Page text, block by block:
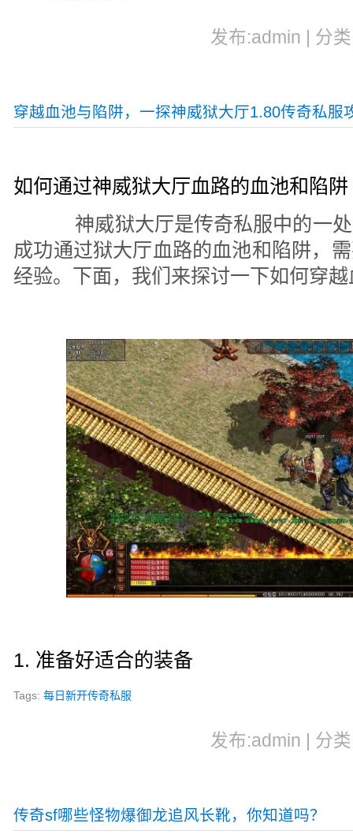
发布:admin | 分
穿越血池与陷阱，一探神威狱大厅1.80传奇私服
如何通过神威狱大厅血路的血池和陷阱
神威狱大厅是传奇私服中的一处
成功通过狱大厅血路的血池和陷阱，
经验。下面，我们来探讨一下如何穿
1. 准备好适合的装备
Tags:每日新开传奇私服
发布:admin | 分
传奇sf哪些怪物爆御龙追风长靴，你知道吗？